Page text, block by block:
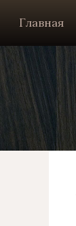
Главная